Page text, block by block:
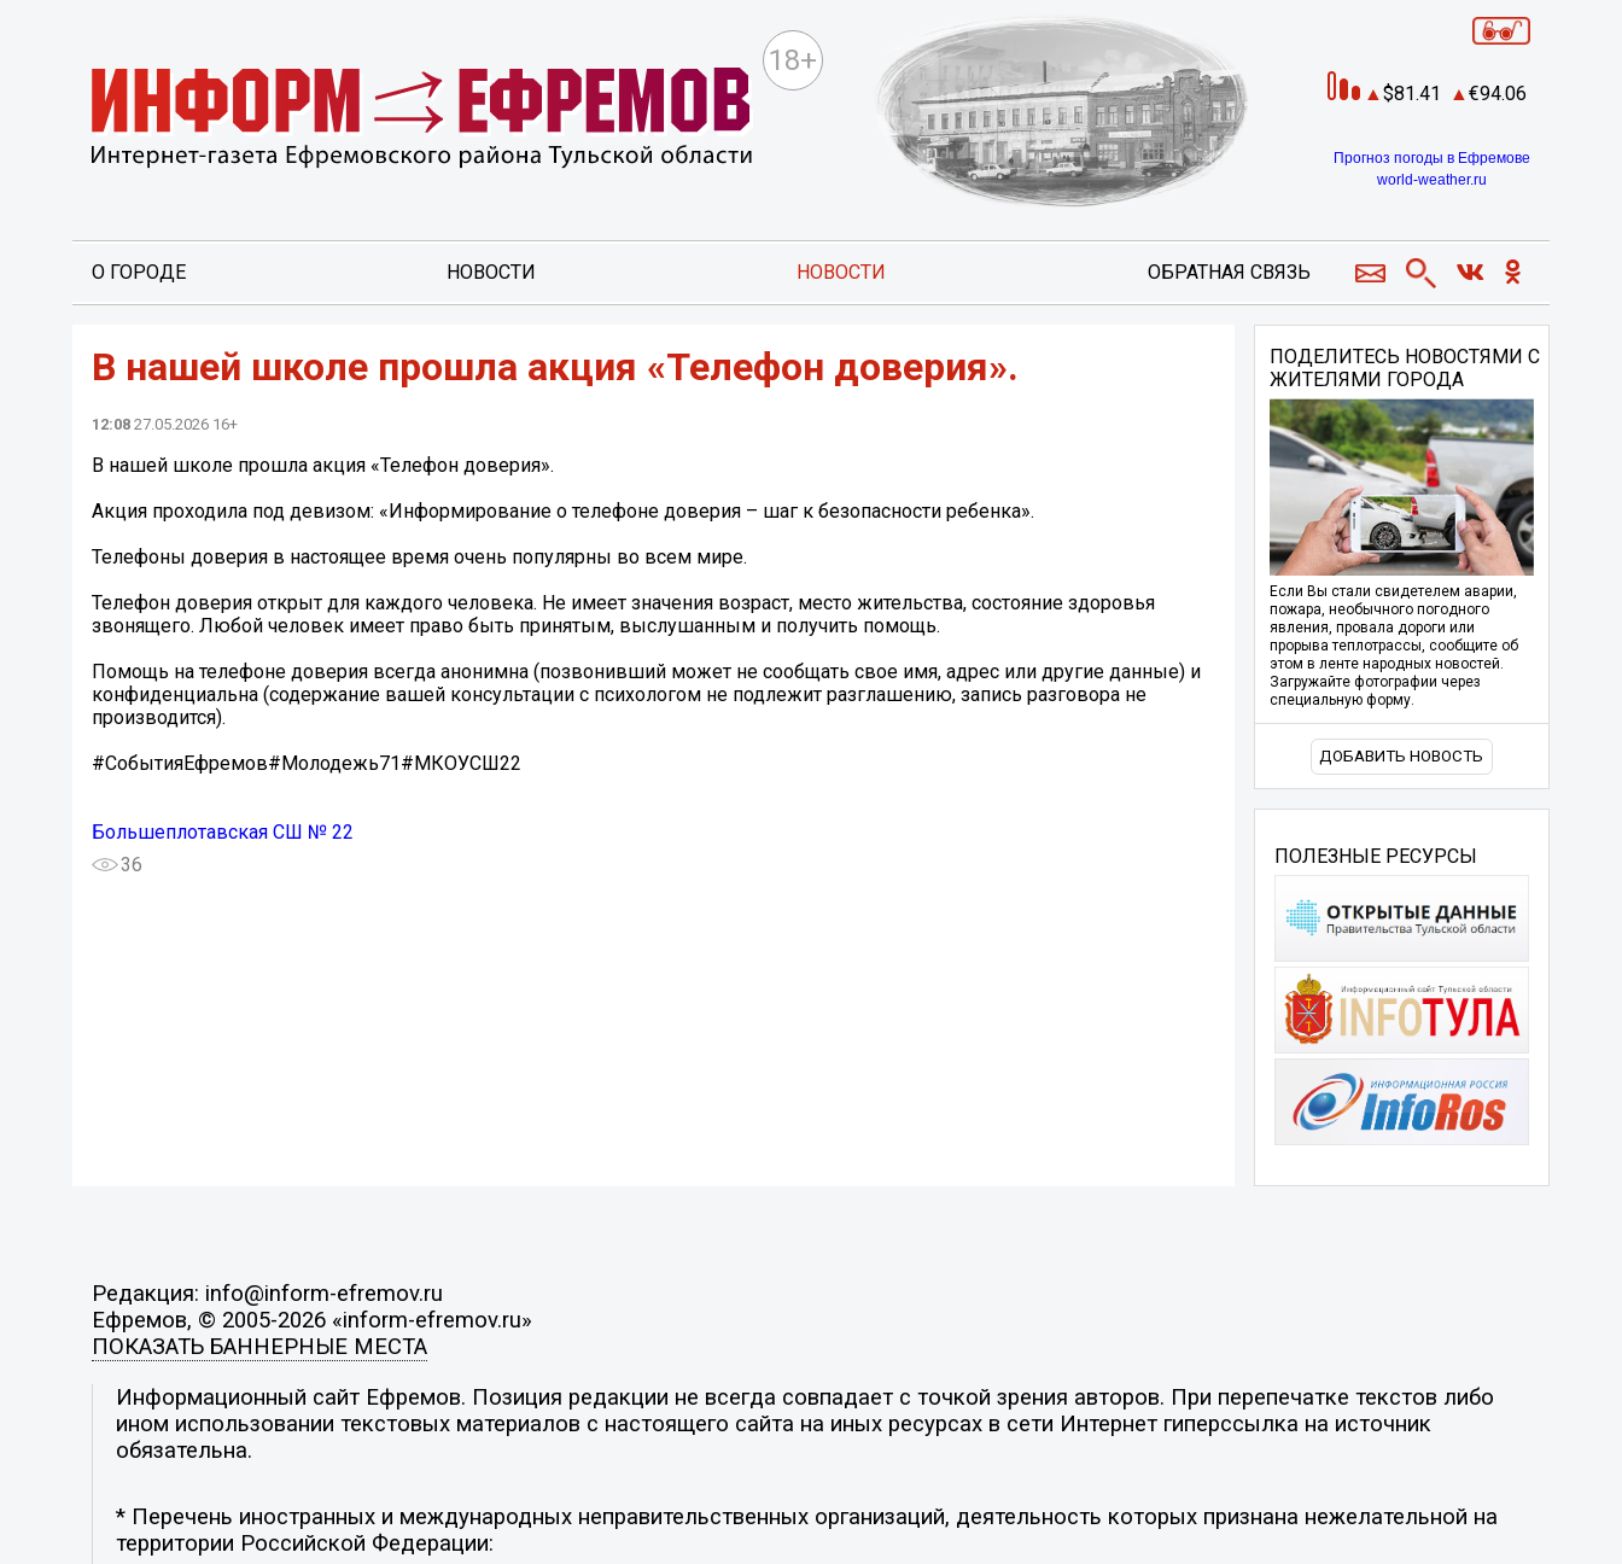
18+
81.41 94.06
Прогноз погоды в Ефремове
world-weather.ru
О ГОРОДЕ НОВОСТИ НОВОСТИ ОБРАТНАЯ СВЯЗЬ
В нашей школе прошла акция «Телефон доверия».
12:08 27.05.2026 16+
В нашей школе прошла акция «Телефон доверия».
Акция проходила под девизом: «Информирование о телефоне доверия – шаг к безопасности ребенка».
Телефоны доверия в настоящее время очень популярны во всем мире.
️Телефон доверия открыт для каждого человека. Не имеет значения возраст, место жительства, состояние здоровья
звонящего. Любой человек имеет право быть принятым, выслушанным и получить помощь.
️Помощь на телефоне доверия всегда анонимна (позвонивший может не сообщать свое имя, адрес или другие данные) и
конфиденциальна (содержание вашей консультации с психологом не подлежит разглашению, запись разговора не
производится).
#СобытияЕфремов#Молодежь71#МКОУСШ22
Большеплотавская СШ № 22
36
ПОДЕЛИТЕСЬ НОВОСТЯМИ С
ЖИТЕЛЯМИ ГОРОДА
Если Вы стали свидетелем аварии,
пожара, необычного погодного
явления, провала дороги или
прорыва теплотрассы, сообщите об
этом в ленте народных новостей.
Загружайте фотографии через
специальную форму.
ДОБАВИТЬ НОВОСТЬ
ПОЛЕЗНЫЕ РЕСУРСЫ
Редакция: info@inform-efremov.ru
Ефремов, © 2005-2026 «inform-efremov.ru»
ПОКАЗАТЬ БАННЕРНЫЕ МЕСТА
Информационный сайт Ефремов. Позиция редакции не всегда совпадает с точкой зрения авторов. При перепечатке текстов либо
ином использовании текстовых материалов с настоящего сайта на иных ресурсах в сети Интернет гиперссылка на источник
обязательна.
* Перечень иностранных и международных неправительственных организаций, деятельность которых признана нежелательной на
территории Российской Федерации: